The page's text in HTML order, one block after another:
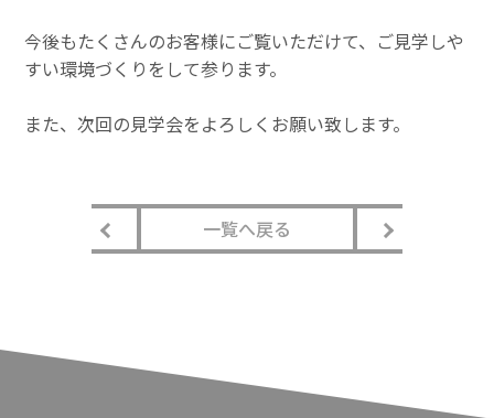
今後もたくさんのお客様にご覧いただけて、ご見学しや
すい環境づくりをして参ります。
また、次回の見学会をよろしくお願い致します。
一覧へ戻る